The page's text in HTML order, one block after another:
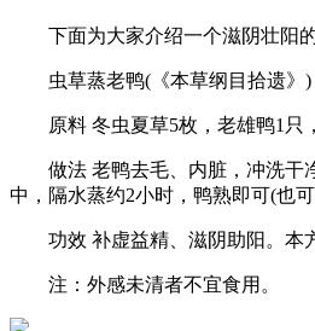
下面为大家介绍一个滋阴壮阳的
虫草蒸老鸭(《本草纲目拾遗》)
原料 冬虫夏草5枚，老雄鸭1只
做法 老鸭去毛、内脏，冲洗干净
中，隔水蒸约2小时，鸭熟即可(也可
功效 补虚益精、滋阴助阳。本方
注：外感未清者不宜食用。